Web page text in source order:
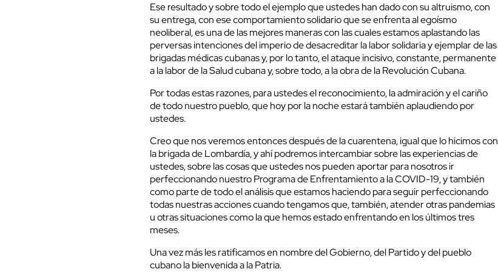
Ese resultado y sobre todo el ejemplo que ustedes han dado con su altruismo, con
su entrega, con ese comportamiento solidario que se enfrenta al egoísmo
neoliberal, es una de las mejores maneras con las cuales estamos aplastando las
perversas intenciones del imperio de desacreditar la labor solidaria y ejemplar de las
brigadas médicas cubanas y, por lo tanto, el ataque incisivo, constante, permanente
a la labor de la Salud cubana y, sobre todo, a la obra de la Revolución Cubana.
Por todas estas razones, para ustedes el reconocimiento, la admiración y el cariño
de todo nuestro pueblo, que hoy por la noche estará también aplaudiendo por
ustedes.
Creo que nos veremos entonces después de la cuarentena, igual que lo hicimos con
la brigada de Lombardía, y ahí podremos intercambiar sobre las experiencias de
ustedes, sobre las cosas que ustedes nos pueden aportar para nosotros ir
perfeccionando nuestro Programa de Enfrentamiento a la COVID-19, y también
como parte de todo el análisis que estamos haciendo para seguir perfeccionando
todas nuestras acciones cuando tengamos que, también, atender otras pandemias
u otras situaciones como la que hemos estado enfrentando en los últimos tres
meses.
Una vez más les ratificamos en nombre del Gobierno, del Partido y del pueblo
cubano la bienvenida a la Patria.